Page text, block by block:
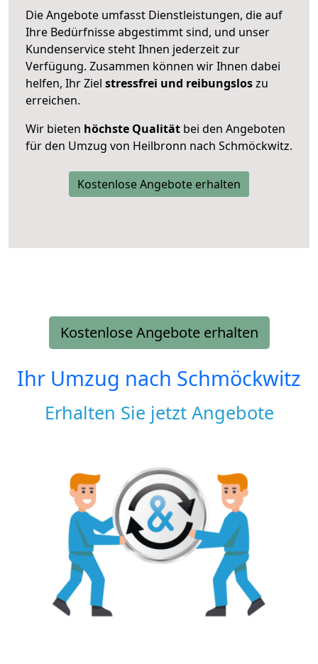
Die Angebote umfasst Dienstleistungen, die auf
Ihre Bedürfnisse abgestimmt sind, und unser
Kundenservice steht Ihnen jederzeit zur
Verfügung. Zusammen können wir Ihnen dabei
helfen, Ihr Ziel stressfrei und reibungsloszu
erreichen.
Wir bieten höchste Qualität bei den Angeboten
für den Umzug von Heilbronn nach Schmöckwitz.
Kostenlose Angebote erhalten
Kostenlose Angebote erhalten
Ihr Umzug nach Schmöckwitz
Erhalten Sie jetzt Angebote